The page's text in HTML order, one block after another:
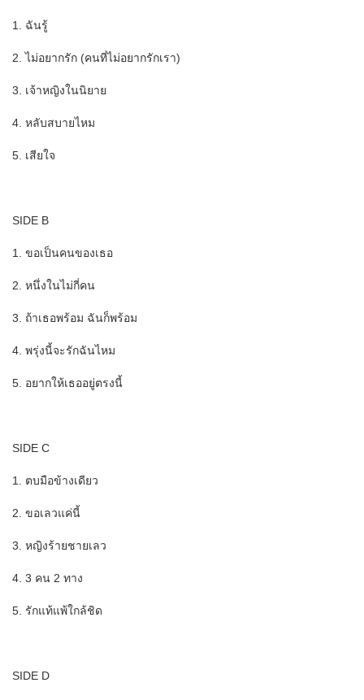
1. ฉันรู้
2. ไม่อยากรัก (คนที่ไม่อยากรักเรา)
3. เจ้าหญิงในนิยาย
4. หลับสบายไหม
5. เสียใจ
SIDE B
1. ขอเป็นคนของเธอ
2. หนึ่งในไม่กี่คน
3. ถ้าเธอพร้อม ฉันก็พร้อม
4. พรุ่งนี้จะรักฉันไหม
5. อยากให้เธออยู่ตรงนี้
SIDE C
1. ตบมือข้างเดียว
2. ขอเลวแค่นี้
3. หญิงร้ายชายเลว
4. 3 คน 2 ทาง
5. รักแท้แพ้ใกล้ชิด
SIDE D